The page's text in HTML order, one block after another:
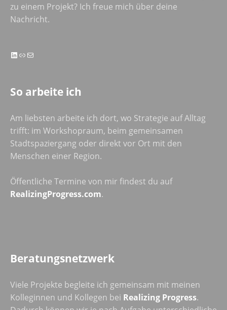
zu einem Projekt? Ich freue mich über deine
Nachricht.
LinkedIn
LinkE-Mail
So arbeite ich
Am liebsten arbeite ich dort, wo Strategie auf Alltag
trifft: im Workshopraum, beim gemeinsamen
Stadtspaziergang oder direkt vor Ort mit den
Menschen einer Region.
Öffentliche Termine von mir findest du auf
RealizingProgress.com.
Beratungsnetzwerk
Viele Projekte begleite ich gemeinsam mit meinen
Kolleginnen und Kollegen bei Realizing Progress.